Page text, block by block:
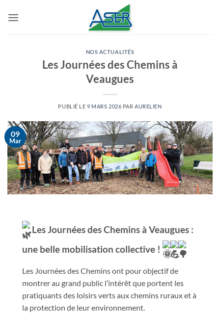
NOS ACTUALITÉS
Les Journées des Chemins à
Veaugues
PUBLIÉ LE9 MARS 2026 PAR AURELIEN
09
Mar
Les Journées des Cheminsà Veaugues :
une belle mobilisation collective !
Les Journées des Chemins ont pour objectif de
montrer au grand public l’intérêt que portent les
pratiquants des loisirs verts aux chemins ruraux et à
la protection de leur environnement.